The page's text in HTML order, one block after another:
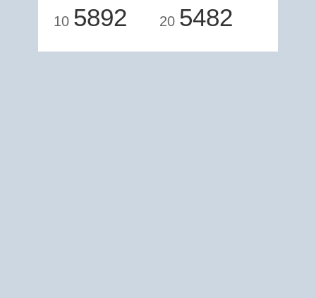
10 5892 20 5482